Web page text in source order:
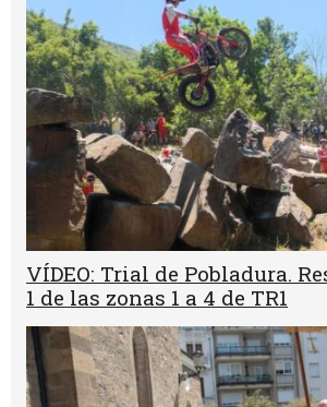
VÍDEO: Trial de Pobladura.
1 de las zonas 1 a 4 de TR1